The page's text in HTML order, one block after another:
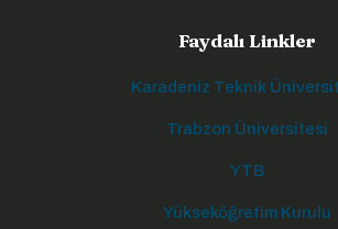
Faydalı Linkler
Karadeniz Teknik
Trabzon Üniversitesi
YTB
Yükseköğretim Kurulu